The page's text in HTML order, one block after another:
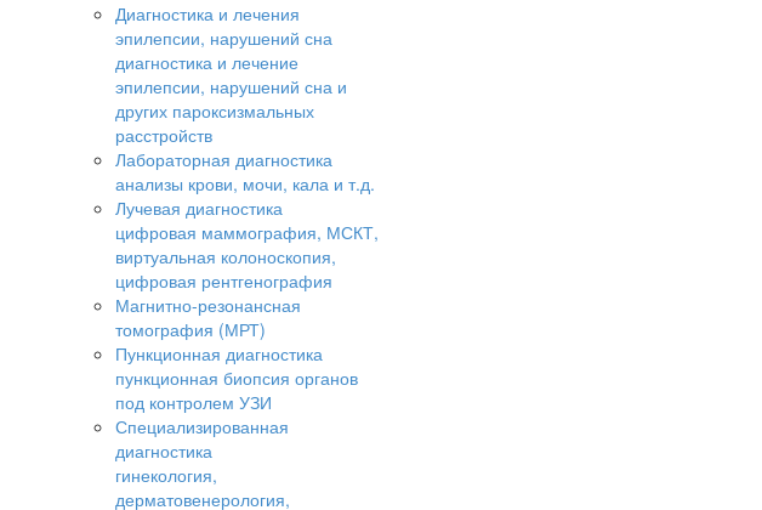
Диагностика и лечения
эпилепсии, нарушений сна
диагностика и лечение
эпилепсии, нарушений сна и
других пароксизмальных
расстройств
Лабораторная диагностика
анализы крови, мочи, кала и т.д.
Лучевая диагностика
цифровая маммография, МСКТ,
виртуальная колоноскопия,
цифровая рентгенография
Магнитно-резонансная
томография (МРТ)
Пункционная диагностика
пункционная биопсия органов
под контролем УЗИ
Специализированная
диагностика
гинекология,
дерматовенерология,